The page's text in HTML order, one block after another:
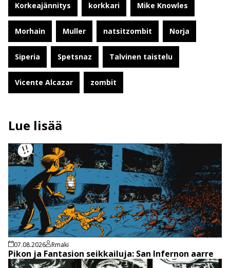
Korkeajännitys korkkari Mike Knowles
Morhain Muller natsitzombit Norja
Siperia Spetsnaz Talvinen taistelu
Vicente Alcazar zombit
Lue lisää
07.08.2026 Rmaki
Pikon ja Fantasion seikkailuja: San Infernon aarre